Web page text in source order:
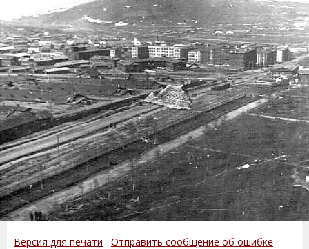
Версия для печати Отправить сообщение об ошибке